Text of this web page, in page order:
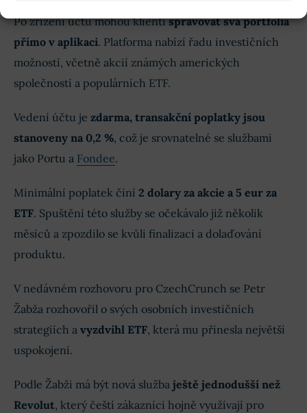
Po zřízení účtu mohou klientispravovat svá portfolia
přímo v aplikaci. Platforma nabízí řadu investičních
možností, včetně akcií známých amerických
společností a populárních ETF.
Vedení účtu je zdarma, transakční poplatky jsou
stanoveny na 0,2 %, což je srovnatelné se službami
jako Portu a Fondee.
Minimální poplatek činí 2 dolary za akcie a 5 eur za
ETF. Spuštění této služby se očekávalo již několik
měsíců a zpozdilo se kvůli finalizaci a dolaďování
produktu.
V nedávném rozhovoru pro CzechCrunch se Petr
Žabža rozhovořil o svých osobních investičních
strategiích a vyzdvihl ETF, která mu přinesla největší
uspokojení.
Podle Žabži má být nová služba ještě jednodušší než
Revolut, který čeští zákazníci hojně využívají pro